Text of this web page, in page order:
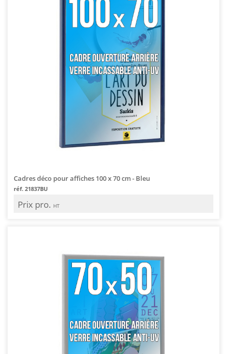
Cadres déco pour affiches 100 x 70 cm - Bleu
réf. 21837BU
Prix pro. HT